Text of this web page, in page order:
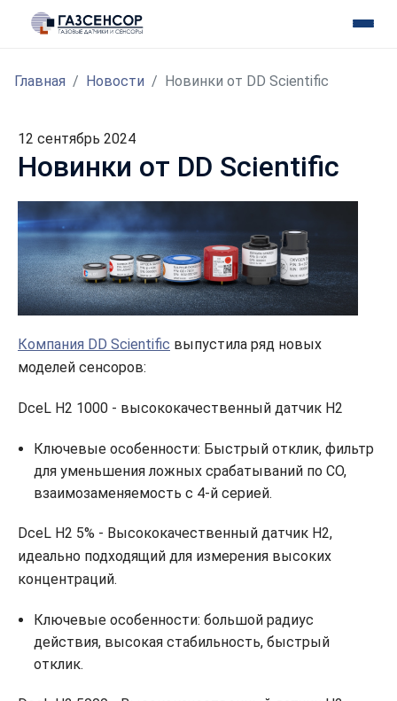
Главная Новости Новинки от DD Scientific
12 сентябрь 2024
Новинки от DD Scientific
Компания DD Scientific выпустила ряд новых
моделей сенсоров:
DceL H2 1000 - высококачественный датчик H2
Ключевые особенности: Быстрый отклик, фильтр
для уменьшения ложных срабатываний по CO,
взаимозаменяемость с 4-й серией.
DceL H2 5% - Высококачественный датчик H2,
идеально подходящий для измерения высоких
концентраций.
Ключевые особенности: большой радиус
действия, высокая стабильность, быстрый
отклик.